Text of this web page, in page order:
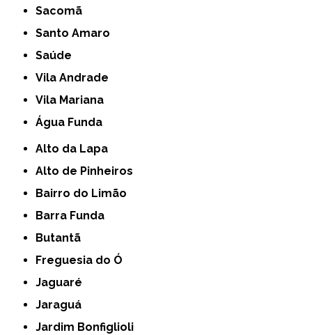
Sacomã
Santo Amaro
Saúde
Vila Andrade
Vila Mariana
Água Funda
Alto da Lapa
Alto de Pinheiros
Bairro do Limão
Barra Funda
Butantã
Freguesia do Ó
Jaguaré
Jaraguá
Jardim Bonfiglioli